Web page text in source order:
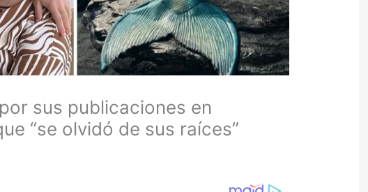
sus publicaciones en
“se olvidó de sus raíces”